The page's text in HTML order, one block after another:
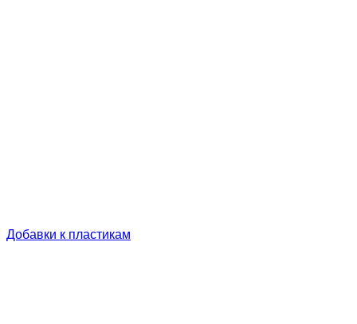
Добавки к пластикам